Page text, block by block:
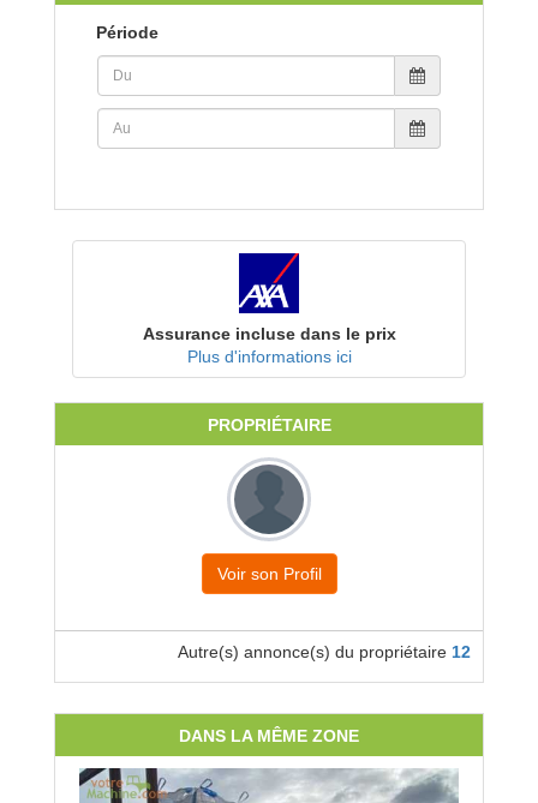
Période
Assurance incluse dans le prix
Plus d'informations ici
PROPRIÉTAIRE
Voir son Profil
Autre(s) annonce(s) du propriétaire 12
DANS LA MÊME ZONE